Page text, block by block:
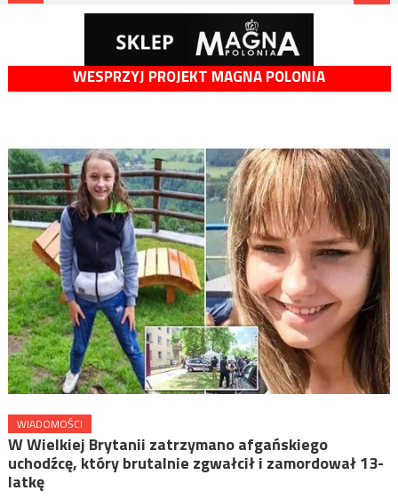
WESPRZYJ PROJEKT MAGNA POLONIA
WIADOMOŚCI
W Wielkiej Brytanii zatrzymano afgańskiego
uchodźcę, który brutalnie zgwałcił i zamordował 13-
latkę